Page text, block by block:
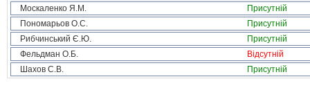
Москаленко Я.М.
Присутній
Пономарьов О.С.
Присутній
Рибчинський Є.Ю.
Присутній
Фельдман О.Б.
Відсутній
Шахов С.В.
Присутній